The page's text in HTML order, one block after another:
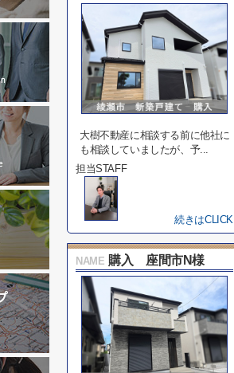
大樹不動産に相談する前に他社に
も相談していましたが、予...
担当STAFF
続きはCLICK
NAME 購入 座間市N様